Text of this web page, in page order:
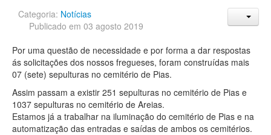
Categoria: Notícias
Publicado em 03 agosto 2019
Por uma questão de necessidade e por forma a dar respostas
ás solicitações dos nossos fregueses, foram construídas mais
07 (sete) sepulturas no cemitério de Pias.
Assim passam a existir 251 sepulturas no cemitério de Pias e
1037 sepulturas no cemitério de Areias.
Estamos já a trabalhar na iluminação do cemitério de Pias e na
automatização das entradas e saídas de ambos os cemitérios.